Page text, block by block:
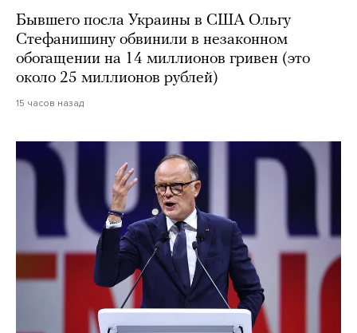
Бывшего посла Украины в США Ольгу
Стефанишину обвинили в незаконном
обогащении на 14 миллионов гривен (это
около 25 миллионов рублей)
15 часов назад